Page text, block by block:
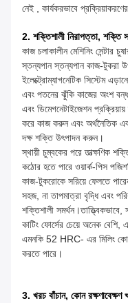
নেই , কার্যকরভাবে প্রক্রিয়াকরণের
2. শক্তিশালী নিরাপত্তা, শক্তি
কাজ চলাকালীন মেশিনিং সেন্টার
স্তন্যপান স্তন্যপান কাজ-টুকরা
ইলেক্ট্রোম্যাগনেটিক সিস্টেম
এবং পতনের ঝুঁকি কাজের অংশ
এবং ডিমেগনেটাইজেশন
করে কাজ করুন এবং অর্থনৈতিক
দক্ষ শক্তি উৎপাদন করুন।
স্থায়ী চুম্বকের পরে তাত্ক্ষণিক
কঠোর হতে পারে ওয়ার্ক-পিস
কাজ-টুকরোকে সরিয়ে ফেলতে
সহজ, না তাপমাত্রা বৃদ্ধি এবং
শক্তিশালী সমর্থন।তাত্ত্বিকভাবে,
কাটিং ফোর্সের চেয়ে অনেক
এমনকি 52 HRC- এর মিলিং
করতে পারে।
3. খরচ বাঁচান, কোন রক্ষণাবেক্ষণ